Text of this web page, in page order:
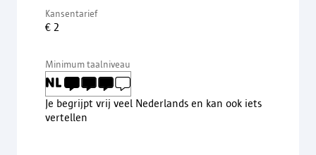
Kansentarief
€ 2
Minimum taalniveau
Je begrijpt vrij veel Nederlands en kan ook iets
vertellen